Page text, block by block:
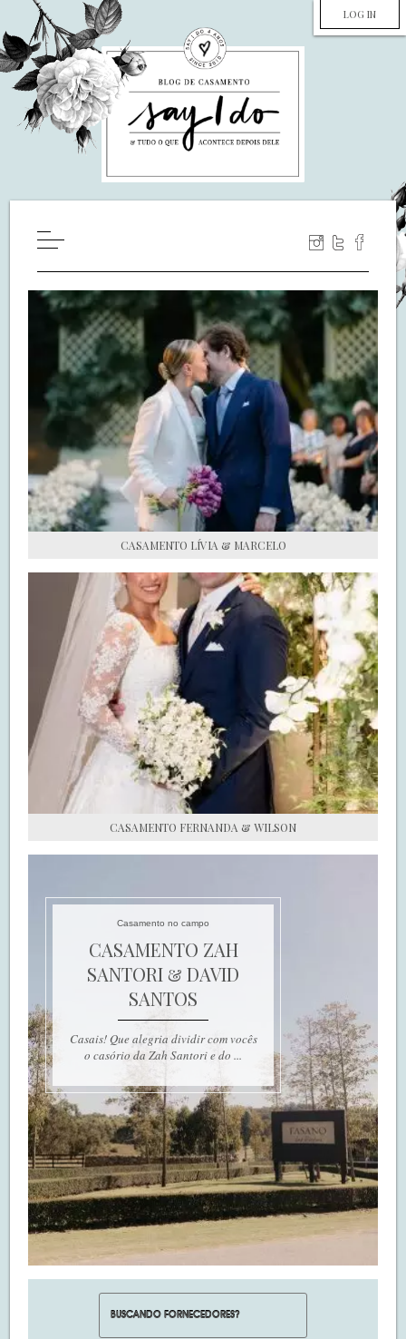
LOG IN
WILL YOU MARRY ME?
LUA DE MEL
COZINHA
DECORAÇÃO
DE NOIVA PRA NOIVA
S.O.S CASADAS
FALE COM O SAY I DO
CASAMENTO LÍVIA & MARCELO
CASAMENTO FERNANDA & WILSON
Casamento no campo
CASAMENTO ZAH
SANTORI & DAVID
SANTOS
Casais! Que alegria dividir com vocês
o casório da Zah Santori e do ...